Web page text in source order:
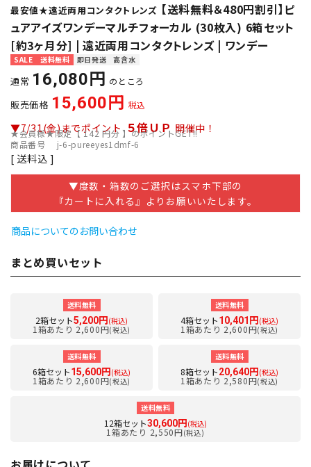
最安値★遠近両用コンタクトレンズ 【送料無料＆480円割引】ピ
ュアアイズワンデーマルチフォーカル (30枚入) 6箱セット
[約3ヶ月分] | 遠近両用コンタクトレンズ | ワンデー
SALE 送料無料 即日発送 高含水
通常 16,080 のところ
販売価格 15,600 税込
▼7/31(金)までポイント ５倍ＵＰ 開催中！
★会員様★限定【 142 円分 】のポイントGET!!
商品番号
j-6-pureeyes1dmf-6
送料込
▼度数・箱数のご選択はスマホ下部の
『カートに入れる』よりお願いいたします。
商品についてのお問い合わせ
まとめ買いセット
送料無料
2箱セット5,200円 (税込)
1箱あたり 2,600円(税込)
送料無料
4箱セット10,401円 (税込)
1箱あたり 2,600円(税込)
送料無料
6箱セット15,600円 (税込)
1箱あたり 2,600円(税込)
送料無料
8箱セット20,640円 (税込)
1箱あたり 2,580円(税込)
送料無料
12箱セット30,600円 (税込)
1箱あたり 2,550円(税込)